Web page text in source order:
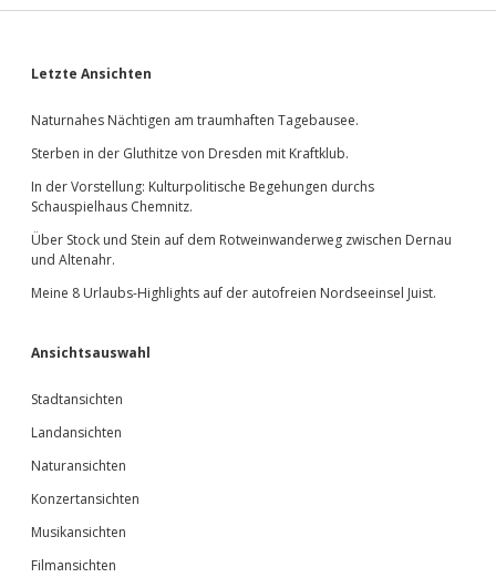
Sidebar
Letzte Ansichten
Naturnahes Nächtigen am traumhaften Tagebausee.
Sterben in der Gluthitze von Dresden mit Kraftklub.
In der Vorstellung: Kulturpolitische Begehungen durchs
Schauspielhaus Chemnitz.
Über Stock und Stein auf dem Rotweinwanderweg zwischen Dernau
und Altenahr.
Meine 8 Urlaubs-Highlights auf der autofreien Nordseeinsel Juist.
Ansichtsauswahl
Stadtansichten
Landansichten
Naturansichten
Konzertansichten
Musikansichten
Filmansichten